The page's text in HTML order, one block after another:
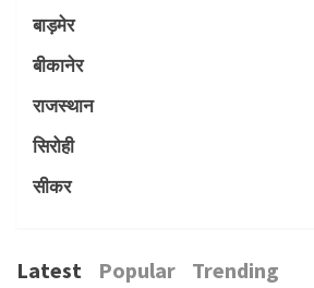
बाड़मेर
बीकानेर
राजस्थान
सिरोही
सीकर
Latest Popular Trending